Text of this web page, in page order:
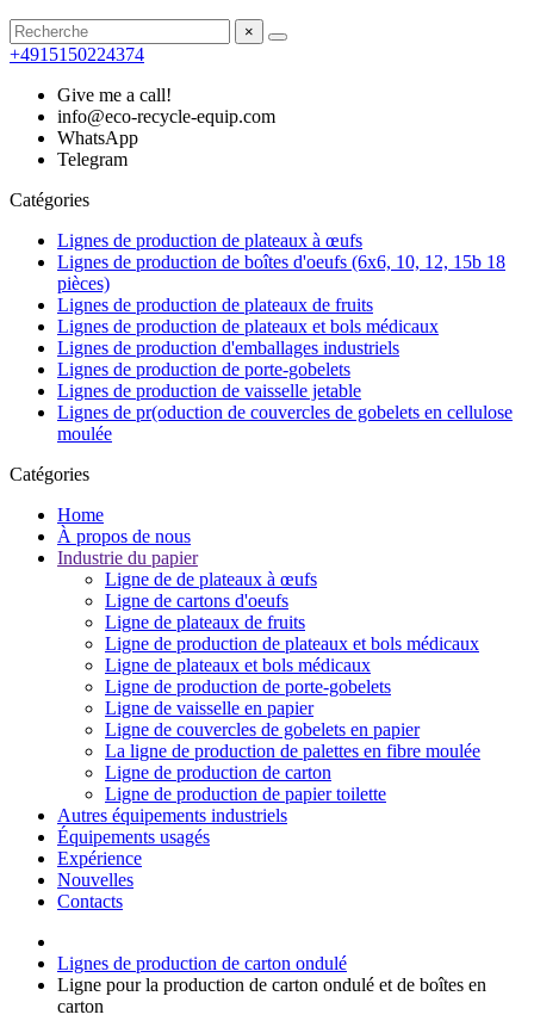
×
+4915150224374
Give me a call!
info@eco-recycle-equip.com
WhatsApp
Telegram
Catégories
Lignes de production de plateaux à œufs
Lignes de production de boîtes d'oeufs (6x6, 10, 12, 15b 18
pièces)
Lignes de production de plateaux de fruits
Lignes de production de plateaux et bols médicaux
Lignes de production d'emballages industriels
Lignes de production de porte-gobelets
Lignes de production de vaisselle jetable
Lignes de pr(oduction de couvercles de gobelets en cellulose
moulée
Catégories
Home
À propos de nous
Industrie du papier
Ligne de de plateaux à œufs
Ligne de cartons d'oeufs
Ligne de plateaux de fruits
Ligne de production de plateaux et bols médicaux
Ligne de plateaux et bols médicaux
Ligne de production de porte-gobelets
Ligne de vaisselle en papier
Ligne de couvercles de gobelets en papier
La ligne de production de palettes en fibre moulée
Ligne de production de carton
Ligne de production de papier toilette
Autres équipements industriels
Équipements usagés
Expérience
Nouvelles
Contacts
Lignes de production de carton ondulé
Ligne pour la production de carton ondulé et de boîtes en
carton